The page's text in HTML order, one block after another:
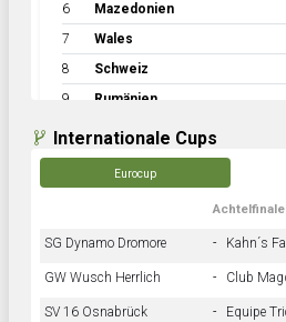
6 Mazedonien
7 Wales
8 Schweiz
9 Rumänien
Internationale Cups
Eurocup
Achtelfinale
SG Dynamo Dromore - Kahn´s
GW Wusch Herrlich - Club
SV 16 Osnabrück - Equipe